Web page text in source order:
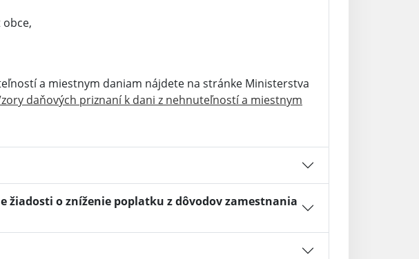
a miestnym daniam nájdete na stránke Ministerstva
daňových priznaní k dani z nehnuteľností a miestnym
žiadosti o zníženie poplatku z dôvodov zamestnania